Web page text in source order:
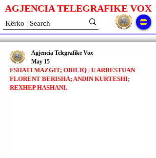
AGJENCIA TELEGRAFIKE VOX
FSHATI MAZGIT; OBILIQ | U ARRESTUAN
FLORENT BERISHA; ANDIN KURTESHI;
REXHEP HASHANI.
Agjencia Telegrafike Vox
May 15